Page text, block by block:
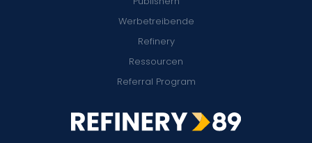
Werbetreibende
Refinery
Ressourcen
Referral Program